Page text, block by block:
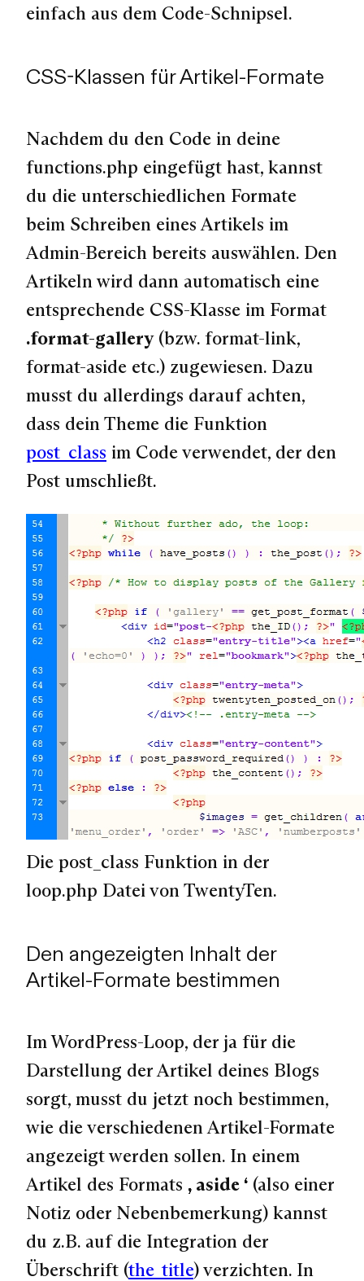
einfach aus dem Code-Schnipsel.
CSS-Klassen für Artikel-Formate
Nachdem du den Code in deine
functions.php eingefügt hast, kannst
du die unterschiedlichen Formate
beim Schreiben eines Artikels im
Admin-Bereich bereits auswählen. Den
Artikeln wird dann automatisch eine
entsprechende CSS-Klasse im Format
.format-gallery(bzw. format-link,
format-aside etc.) zugewiesen. Dazu
musst du allerdings darauf achten,
dass dein Theme die Funktion
post_class im Code verwendet, der den
Post umschließt.
Die post_class Funktion in der
loop.php Datei von TwentyTen.
Den angezeigten Inhalt der
Artikel-Formate bestimmen
Im WordPress-Loop, der ja für die
Darstellung der Artikel deines Blogs
sorgt, musst du jetzt noch bestimmen,
wie die verschiedenen Artikel-Formate
angezeigt werden sollen. In einem
Artikel des Formats „aside“ (also einer
Notiz oder Nebenbemerkung) kannst
du z.B. auf die Integration der
Überschrift (the_title) verzichten. In